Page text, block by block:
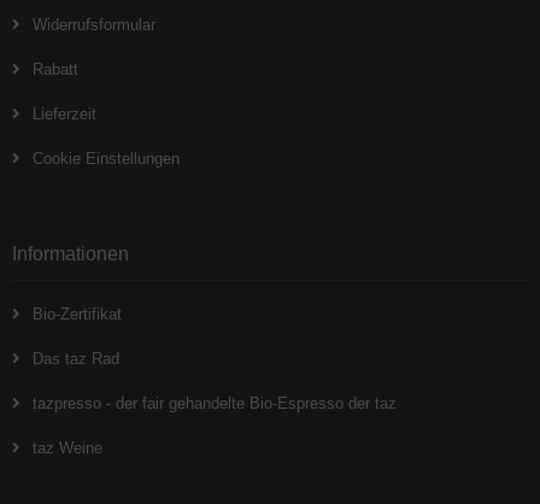
Widerrufsformular
Rabatt
Lieferzeit
Cookie Einstellungen
Informationen
Bio-Zertifikat
Das taz Rad
tazpresso - der fair gehandelte Bio-Espresso der taz
taz Weine